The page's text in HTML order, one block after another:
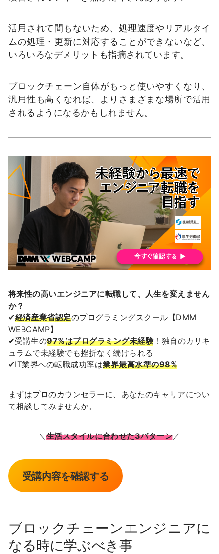
活用されて間もないため、処理速度やリアルタイ
ムの処理・更新に対応することができないなど、
いろいろなデメリットも指摘されています。
ブロックチェーン自体がもっと使いやすくなり、
汎用性も高くなれば、よりさまざまな場所で活用
されるようになるかもしれません。
将来性の高いエンジニアに転職して、人生を変えません
か？
✔︎経済産業省認定のプログラミングスクール【DMM
WEBCAMP】
✔︎受講生の97%はプログラミング未経験 ！独自のカリキ
ュラムで未経験でも挫折なく続けられる
✔︎IT業界への転職成功率は業界最高水準の98%
まずはプロのカウンセラーに、あなたのキャリアについ
て相談してみませんか。
＼ 生活スタイルに合わせた3パターン ／
受講内容を確認する
ブロックチェーンエンジニアに
なる時に学ぶべき事